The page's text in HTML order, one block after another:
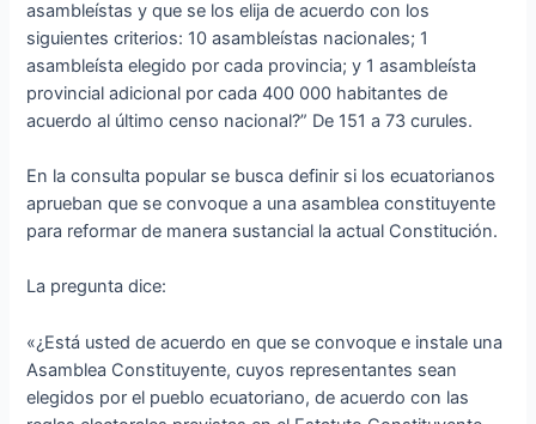
asambleístas y que se los elija de acuerdo con los
siguientes criterios: 10 asambleístas nacionales; 1
asambleísta elegido por cada provincia; y 1 asambleísta
provincial adicional por cada 400 000 habitantes de
acuerdo al último censo nacional?” De 151 a 73 curules.
En la consulta popular se busca definir si los ecuatorianos
aprueban que se convoque a una asamblea constituyente
para reformar de manera sustancial la actual Constitución.
La pregunta dice:
«¿Está usted de acuerdo en que se convoque e instale una
Asamblea Constituyente, cuyos representantes sean
elegidos por el pueblo ecuatoriano, de acuerdo con las